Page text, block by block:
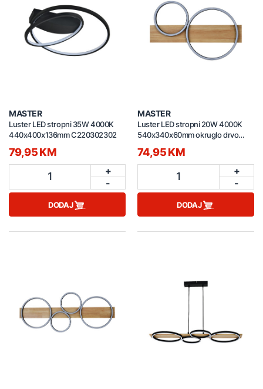
MASTER
Luster LED stropni 35W 4000K
440x400x136mm C220302302
79,95 KM
1
+
-
DODAJ
MASTER
Luster LED stropni 20W 4000K
540x340x60mm okruglo drvo
74,95 KM
1
+
-
DODAJ